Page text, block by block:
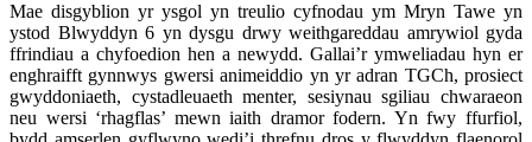
Mae disgyblion yr ysgol yn treulio cyfnodau ym Mryn Tawe yn
ystod Blwyddyn 6 yn dysgu drwy weithgareddau amrywiol gyda
ffrindiau a chyfoedion hen a newydd. Gallai’r ymweliadau hyn er
enghraifft gynnwys gwersi animeiddio yn yr adran TGCh, prosiect
gwyddoniaeth, cystadleuaeth menter, sesiynau sgiliau chwaraeon
neu wersi ‘rhagflas’ mewn iaith dramor fodern. Yn fwy ffurfiol,